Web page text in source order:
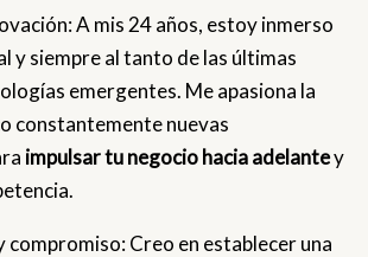
A mis 24 años, estoy inmerso
y siempre al tanto de las últimas
emergentes. Me apasiona la
constantemente nuevas
impulsar tu negocio hacia adelantey
compromiso: Creo en establecer una